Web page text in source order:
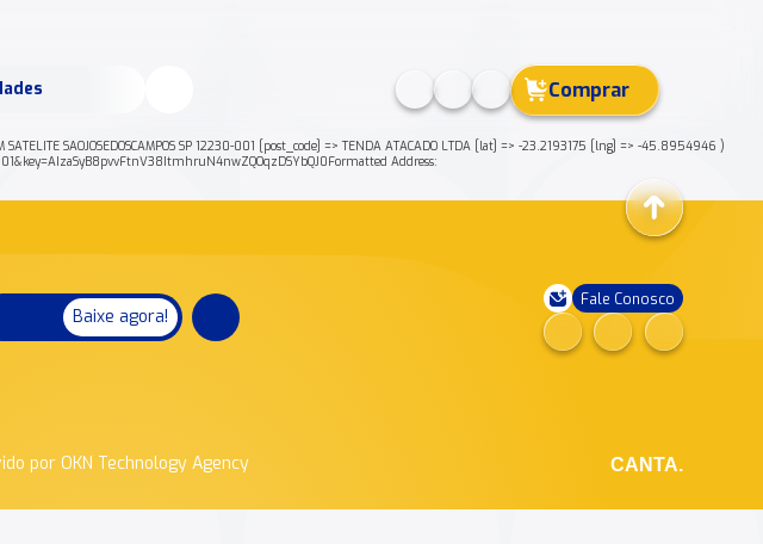
Comprar
SAOJOSEDOSCAMPOS SP 12230-001 [post_code] => TENDA ATACADO LTDA [lat] => -23.2193175 [lng] => -45.8954946 )
Address:
Baixe agora!
Fale Conosco
por OKN Technology Agency CANTA.